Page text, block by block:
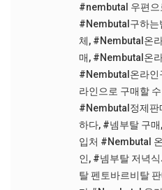
#nembutal 우편으
#Nembutal구하는
체, #Nembutal온
매, #Nembutal온
#Nembutal온라인
라인으로 구매할
#Nembutal정제판
하다, #넴부탈 구매,
입처 #Nembutal
인, #넴부탈 저녁
탈 펜토바르비탈